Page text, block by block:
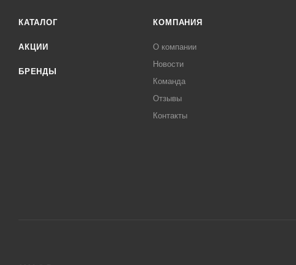
КАТАЛОГ
АКЦИИ
БРЕНДЫ
КОМПАНИЯ
О компании
Новости
Команда
Отзывы
Контакты